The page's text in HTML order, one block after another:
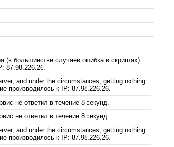
(в большинстве случаев ошибка в скриптах).
87.98.226.26.
and under the circumstances, getting nothing
производилось к IP: 87.98.226.26.
не ответил в течение 8 секунд.
не ответил в течение 8 секунд.
and under the circumstances, getting nothing
производилось к IP: 87.98.226.26.